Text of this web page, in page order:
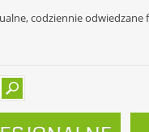
codziennie